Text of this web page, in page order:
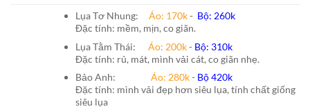
Lụa Tơ Nhung: Áo: 170k- Bộ: 260k
Đặc tính: mềm, mịn, co giãn.
Lụa Tằm Thái: Áo: 200k- Bộ: 310k
Đặc tính: rủ, mát, mình vải cát, co giãn nhẹ.
Bảo Anh: Áo: 280k- Bộ 420k
Đặc tính: mình vải đẹp hơn siêu lụa, tính chất giống
siêu lụa